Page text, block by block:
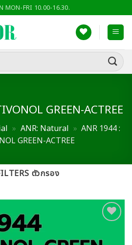
MON-FRI 10.00-16.30.
GREEN-ACTREE
» ANR: Natural » ANR 1944 :
GREEN-ACTREE
ตัวกรอง
wishlist